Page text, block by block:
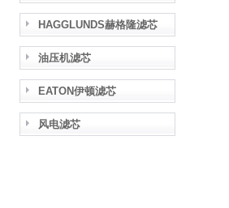
HAGGLUNDS赫格隆滤芯
油压机滤芯
EATON伊顿滤芯
风电滤芯